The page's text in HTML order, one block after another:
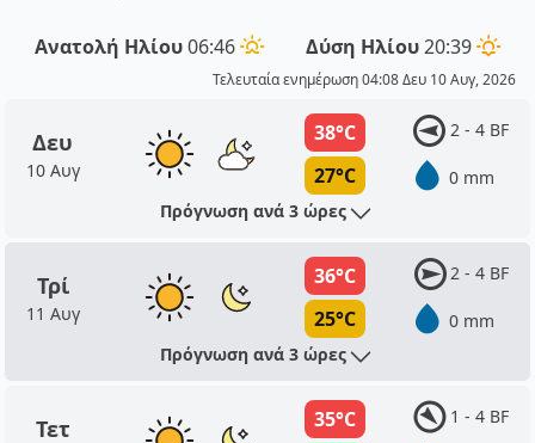
Ανατολή Ηλίου06:46 Δύση Ηλίου20:39
Τελευταία ενημέρωση 04:08 Δευ 10 Αυγ, 2026
Δευ
10 Αυγ
38°C
27°C
2 - 4 BF
0 mm
Πρόγνωση ανά 3 ώρες
Τρί
11 Αυγ
36°C
25°C
2 - 4 BF
0 mm
Πρόγνωση ανά 3 ώρες
Τετ
35°C
1 - 4 BF